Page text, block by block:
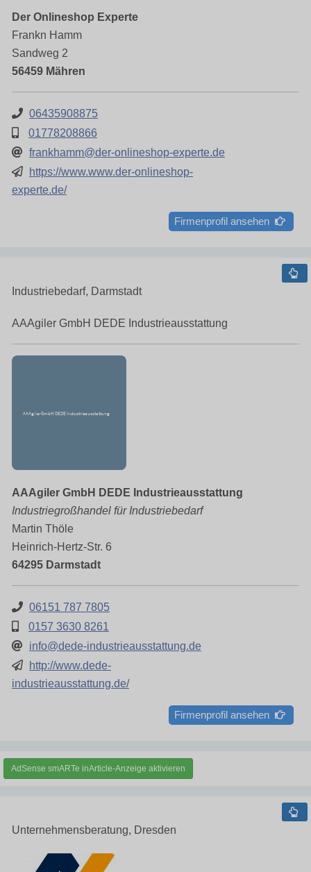
Der Onlineshop Experte
Frankn Hamm
Sandweg 2
56459 Mähren
06435908875
01778208866
frankhamm@der-onlineshop-experte.de
https://www.www.der-onlineshop-
experte.de/
Firmenprofil ansehen
Industriebedarf, Darmstadt
AAAgiler GmbH DEDE Industrieausstattung
AAAgiler GmbH DEDE Industrieausstattung
Industriegroßhandel für Industriebedarf
Martin Thöle
Heinrich-Hertz-Str. 6
64295 Darmstadt
06151 787 7805
0157 3630 8261
info@dede-industrieausstattung.de
http://www.dede-
industrieausstattung.de/
Firmenprofil ansehen
AdSense smARTe inArticle-Anzeige aktivieren
Unternehmensberatung, Dresden